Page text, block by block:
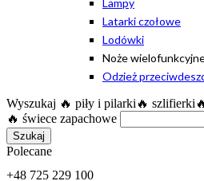
Lampy
Latarki czołowe
Lodówki
Noże
Odzież
Wyszukaj 🔥 piły i pilarki 🔥 szlifierki
🔥 świece zapachowe
Szukaj
Polecane
+48 725 229 100